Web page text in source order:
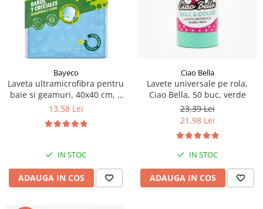
Bayeco
Laveta ultramicrofibra pentru
baie si geamuri, 40x40 cm, 1
buc
13,58 Lei
IN STOC
ADAUGA IN COS
Ciao Bella
Lavete universale pe rola,
Ciao Bella, 50 buc, verde
23,39 Lei
21,98 Lei
IN STOC
ADAUGA IN COS